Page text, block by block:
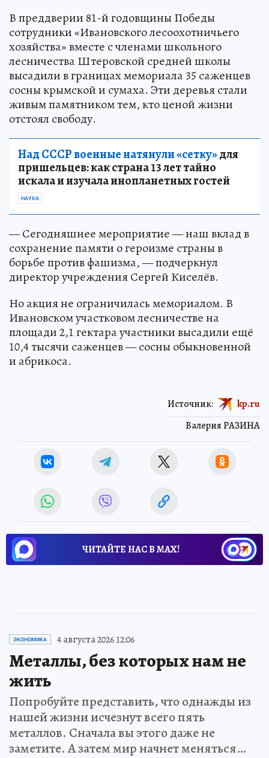
В преддверии 81-й годовщины Победы
сотрудники «Ивановского лесоохотничьего
хозяйства» вместе с членами школьного
лесничества Штеровской средней школы
высадили в границах мемориала 35 саженцев
сосны крымской и сумаха. Эти деревья стали
живым памятником тем, кто ценой жизни
отстоял свободу.
Над СССР военные натянули «сетку»для
пришельцев: как страна 13 лет тайно
искала и изучала инопланетных гостей
НАУКА
— Сегодняшнее мероприятие — наш вклад в
сохранение памяти о героизме страны в
борьбе против фашизма, — подчеркнул
директор учреждения Сергей Киселёв.
Но акция не ограничилась мемориалом. В
Ивановском участковом лесничестве на
площади 2,1 гектара участники высадили ещё
10,4 тысячи саженцев — сосны обыкновенной
и абрикоса.
Валерия РАЗИНА
Источник: kp.ru
ЧИТАЙТЕ НАС В МАХ!
ЭКОНОМИКА 4 августа 2026 12:06
Металлы, без которых нам не
жить
Попробуйте представить, что однажды из
нашей жизни исчезнут всего пять
металлов. Сначала вы этого даже не
заметите. А затем мир начнет меняться…